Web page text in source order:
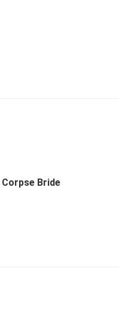
Bride